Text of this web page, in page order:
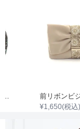
¥1,650(税込)